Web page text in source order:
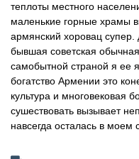
теплоты местного
маленькие горные храмы
армянский хоровац супер.
бывшая советская
самобытной страной я ее
богатство Армении это
культура и многовековая
сушествовать вызывает
навсегда осталась в моем